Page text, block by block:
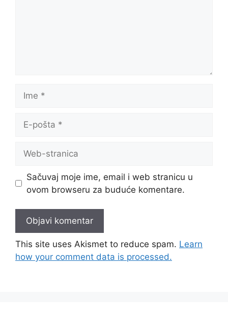
pošta
stranica
Sačuvaj moje ime, email i web stranicu u
ovom browseru za buduće komentare.
This site uses Akismet to reduce spam. Learn
how your comment data is processed.